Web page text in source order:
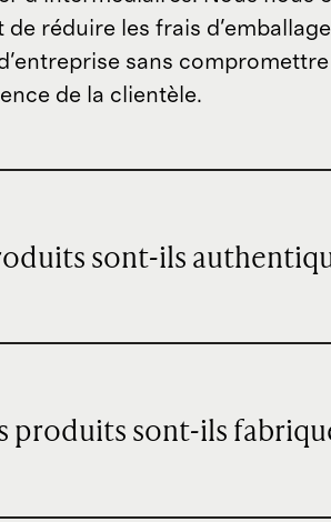
de réduire les frais
sans
de la clientèle.
sont-ils
produits sont-ils